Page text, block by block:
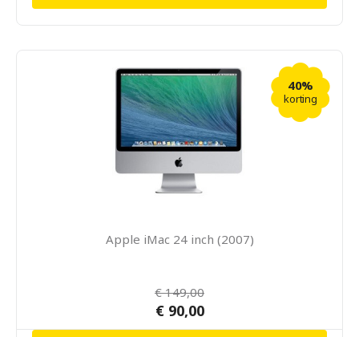
40%
korting
Apple iMac 24 inch (2007)
€ 149,00
€ 90,00